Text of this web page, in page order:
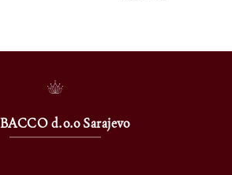
d.o.o Sarajevo